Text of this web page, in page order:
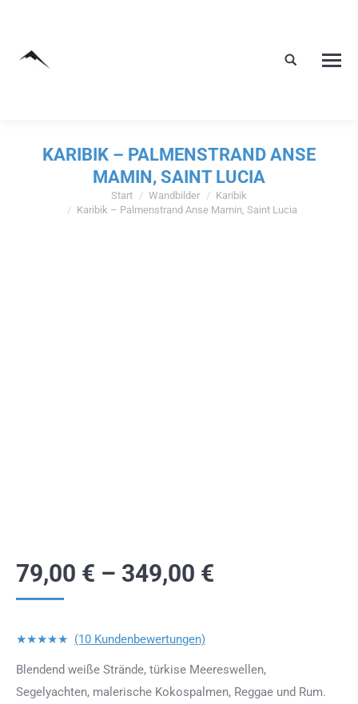
KARIBIK – PALMENSTRAND ANSE
MAMIN, SAINT LUCIA
Sie befinden sich hier:
Start Wandbilder
Karibik
Karibik – Palmenstrand Anse Mamin, Saint Lucia
79,00 € – 349,00 €
★★★★★ (10 Kundenbewertungen)
Blendend weiße Strände, türkise Meereswellen,
Segelyachten, malerische Kokospalmen, Reggae und Rum.